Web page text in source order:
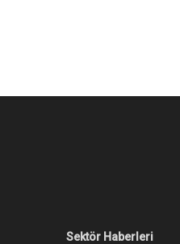
Sektör Haberleri